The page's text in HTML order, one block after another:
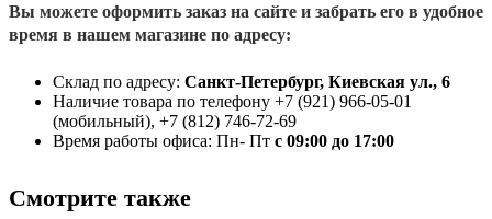
Вы можете оформить заказ на сайте и забрать его в удобное
время в нашем магазине по адресу:
Склад по адресу: Санкт-Петербург, Киевская ул., 6
Наличие товара по телефону +7 (921) 966-05-01
(мобильный), +7 (812) 746-72-69
Время работы офиса: Пн- Пт с 09:00 до 17:00
Смотрите также